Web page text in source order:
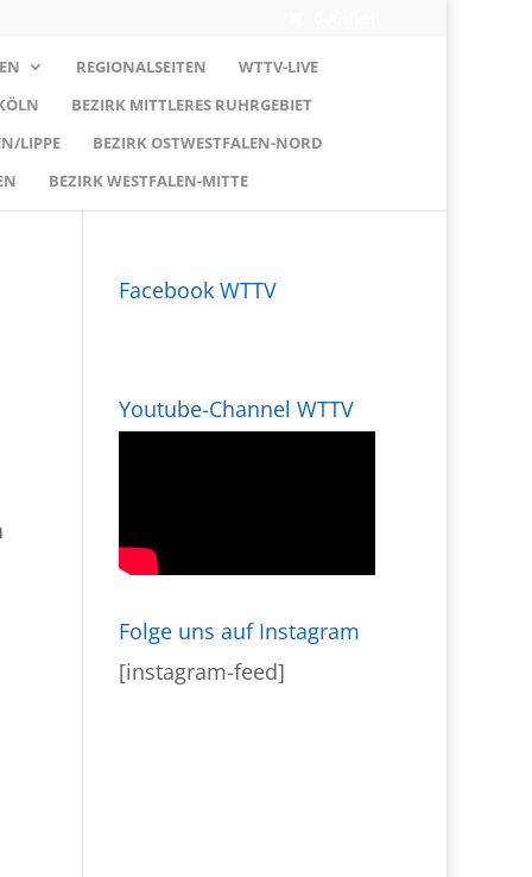
REGIONALSEITEN
WTTV-LIVE
BEZIRK MITTLERES RUHRGEBIET
LIPPE
BEZIRK OSTWESTFALEN-NORD
BEZIRK WESTFALEN-MITTE
Facebook WTTV
Youtube-Channel WTTV
Folge uns auf Instagram
[instagram-feed]